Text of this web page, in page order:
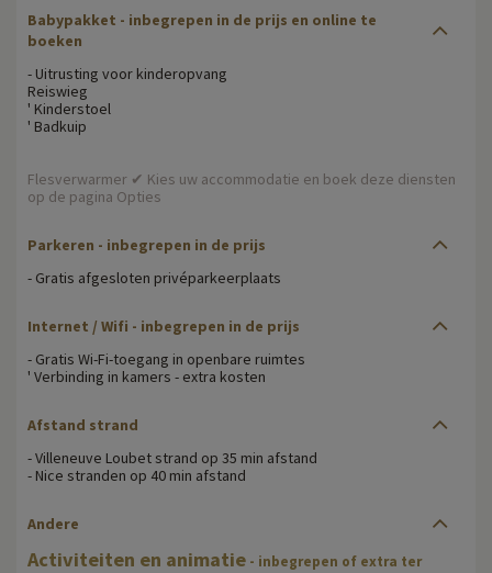
Babypakket - inbegrepen in de prijs en online te
boeken
- Uitrusting voor kinderopvang
Reiswieg
' Kinderstoel
' Badkuip
Flesverwarmer ✔ Kies uw accommodatie en boek deze diensten
op de pagina Opties
Parkeren - inbegrepen in de prijs
- Gratis afgesloten privéparkeerplaats
Internet / Wifi - inbegrepen in de prijs
- Gratis Wi-Fi-toegang in openbare ruimtes
' Verbinding in kamers - extra kosten
Afstand strand
- Villeneuve Loubet strand op 35 min afstand
- Nice stranden op 40 min afstand
Andere
Activiteiten en animatie - inbegrepen of extra ter